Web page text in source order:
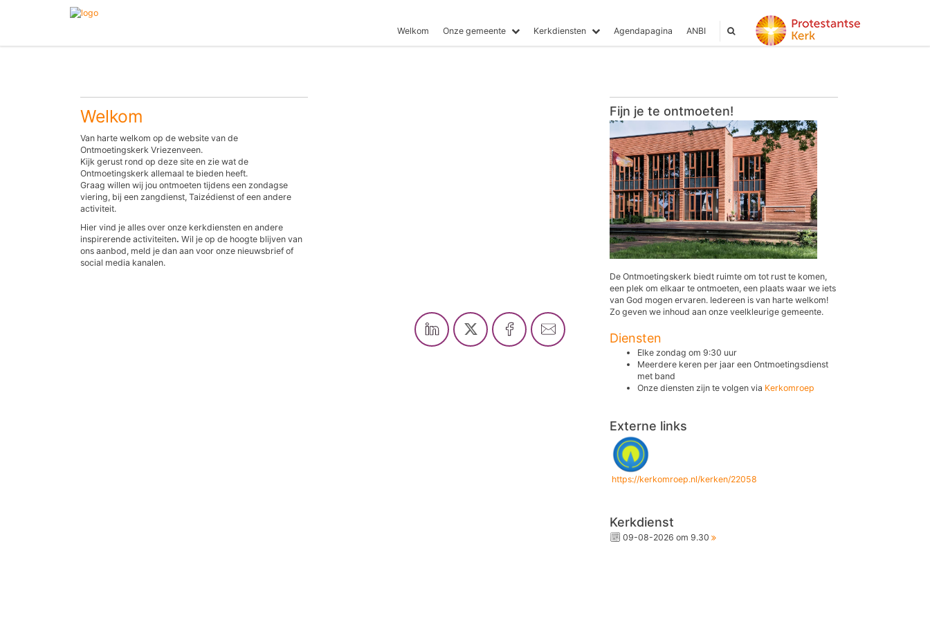
Welkom Onze gemeente Kerkdiensten Agendapagina ANBI
Welkom
Van harte welkom op de website van de
Ontmoetingskerk Vriezenveen.
Kijk gerust rond op deze site en zie wat de
Ontmoetingskerk allemaal te bieden heeft.
Graag willen wij jou ontmoeten tijdens een zondagse
viering, bij een zangdienst, Taizédienst of een andere
activiteit.
Hier vind je alles over onze kerkdiensten en andere
inspirerende activiteiten. Wil je op de hoogte blijven van
ons aanbod, meld je dan aan voor onze nieuwsbrief of
social media kanalen.
Fijn je te ontmoeten!
De Ontmoetingskerk biedt ruimte om tot rust te komen,
een plek om elkaar te ontmoeten, een plaats waar we iets
van God mogen ervaren. Iedereen is van harte welkom!
Zo geven we inhoud aan onze veelkleurige gemeente.
Diensten
Elke zondag om 9:30 uur
Meerdere keren per jaar een Ontmoetingsdienst
met band
Onze diensten zijn te volgen via Kerkomroep
Externe links
https://kerkomroep.nl/kerken/22058
Kerkdienst
09-08-2026 om 9.30